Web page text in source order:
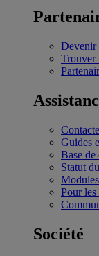
Devenir
Trouver
Guides
Base de
Statut
Pour les
Société